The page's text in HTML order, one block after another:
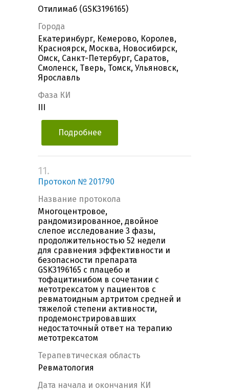
Отилимаб (GSK3196165)
Города
Екатеринбург, Кемерово, Королев,
Красноярск, Москва, Новосибирск,
Омск, Санкт-Петербург, Саратов,
Смоленск, Тверь, Томск, Ульяновск,
Ярославль
Фаза КИ
Подробнее
11.
Протокол № 201790
Название протокола
Многоцентровое,
рандомизированное, двойное
слепое исследование 3 фазы,
продолжительностью 52 недели
для сравнения эффективности и
безопасности препарата
GSK3196165 с плацебо и
тофацитинибом в сочетании с
метотрексатом у пациентов с
ревматоидным артритом средней и
тяжелой степени активности,
продемонстрировавших
недостаточный ответ на терапию
метотрексатом
Терапевтическая область
Ревматология
Дата начала и окончания КИ